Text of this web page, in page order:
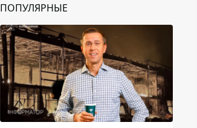
ПОПУЛЯРНЫЕ